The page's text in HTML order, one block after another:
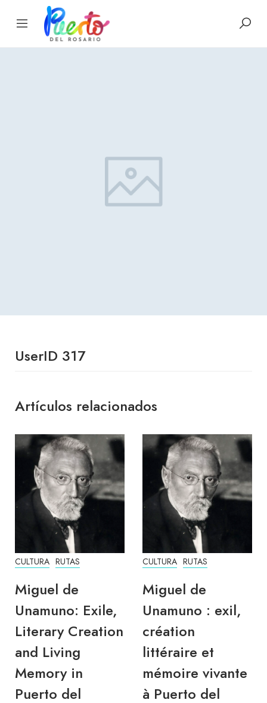
UserID 317
Artículos relacionados
CULTURA RUTAS
Miguel de
Unamuno: Exile,
Literary Creation
and Living
Memory in
Puerto del
CULTURA RUTAS
Miguel de
Unamuno : exil,
création
littéraire et
mémoire vivante
à Puerto del